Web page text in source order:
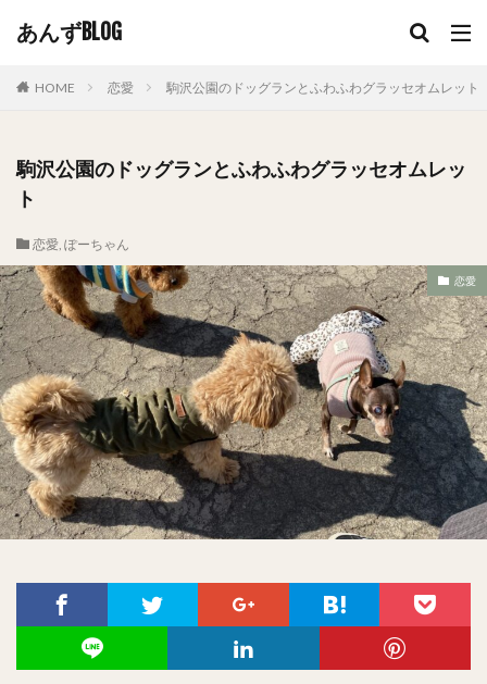
あんずBLOG
HOME 恋愛 駒沢公園のドッグランとふわふわグラッセオムレット
駒沢公園のドッグランとふわふわグラッセオムレッ
ト
恋愛, ぽーちゃん
恋愛